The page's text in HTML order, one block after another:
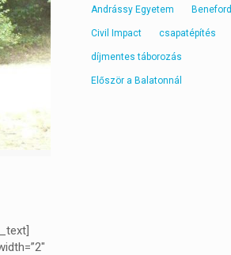
Andrássy Egyetem Beneford
Civil Impact csapatépítés
díjmentes táborozás
Először a Balatonnál